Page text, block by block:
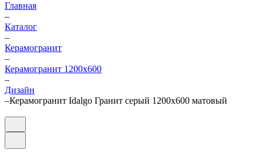
Главная
–
Каталог
–
Керамогранит
–
Керамогранит 1200х600
–
Дизайн
–Керамогранит Idalgo Гранит серый 1200х600 матовый